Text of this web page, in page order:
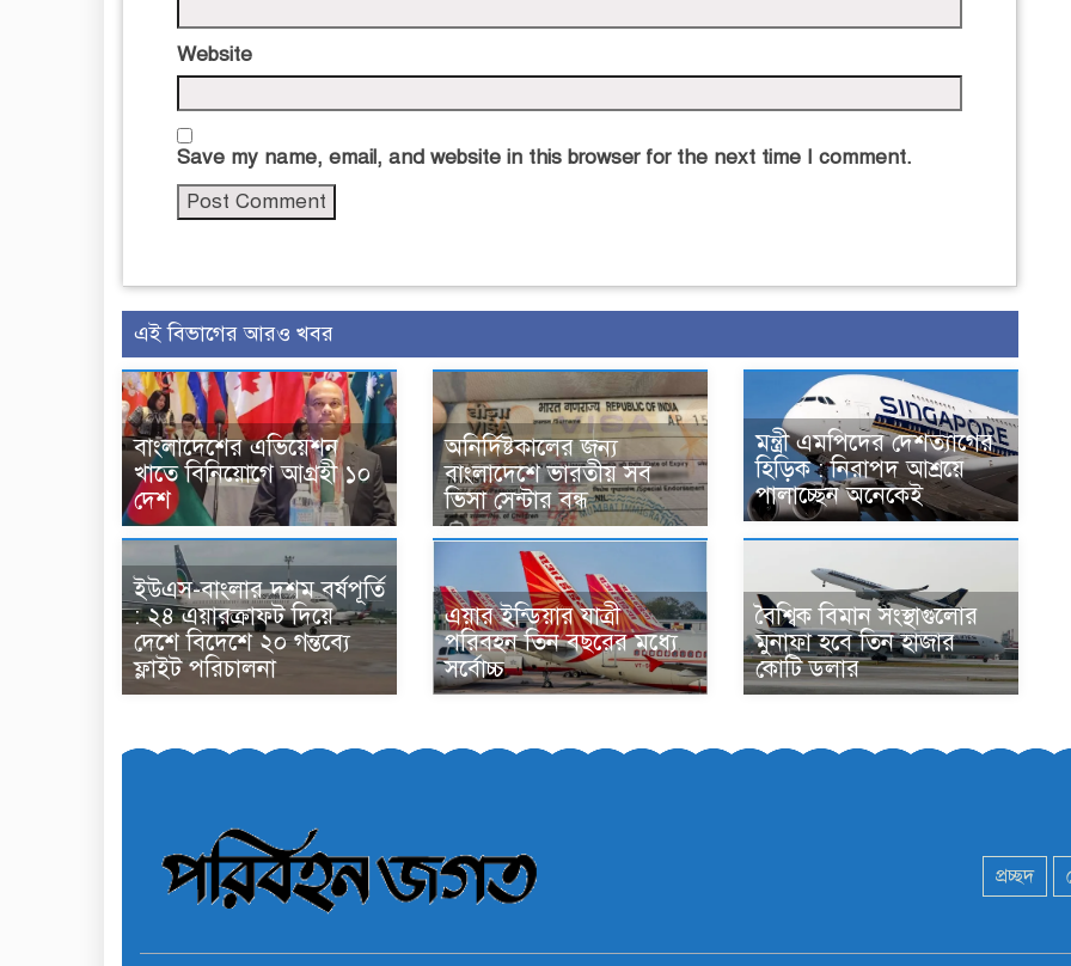
Website
Save my name, email, and website in this browser for the next time I comment.
এই বিভাগের আরও খবর
বাংলাদেশের এভিয়েশন
খাতে বিনিয়োগে আগ্রহী ১০
দেশ
অনির্দিষ্টকালের জন্য
বাংলাদেশে ভারতীয় সব
ভিসা সেন্টার বন্ধ
মন্ত্রী এমপিদের দেশত্যাগের
হিড়িক : নিরাপদ আশ্রয়ে
পালাচ্ছেন অনেকেই
ইউএস-বাংলার দশম বর্ষপূর্তি
: ২৪ এয়ারক্রাফট দিয়ে
দেশে বিদেশে ২০ গন্তব্যে
ফ্লাইট পরিচালনা
এয়ার ইন্ডিয়ার যাত্রী
পরিবহন তিন বছরের মধ্যে
সর্বোচ্চ
বৈশ্বিক বিমান সংস্থাগুলোর
মুনাফা হবে তিন হাজার
কোটি ডলার
প্রচ্ছদ